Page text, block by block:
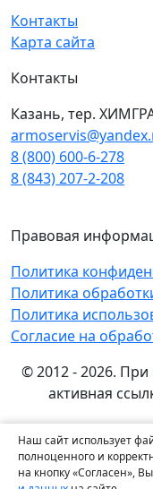
Наш сайт использует
полноценного и
на кнопку «Согласен»,
Контакты
Карта сайта
Контакты
Казань, тер.
8 (800) 600-6-278
8 (843) 207-2-208
Правовая
Политика
Политика
Политика
Согласие на
© 2012 - 2026.
активная
Названия
знаки
информационных